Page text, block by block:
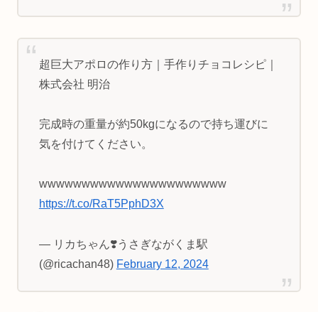
超巨大アポロの作り方｜手作りチョコレシピ｜
株式会社 明治
完成時の重量が約50kgになるので持ち運びに
気を付けてください。
wwwwwwwwwwwwwwwwwwwwww
https://t.co/RaT5PphD3X
— リカちゃん❣️うさぎながくま駅
(@ricachan48) February 12, 2024